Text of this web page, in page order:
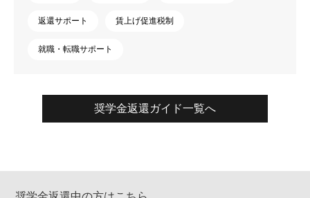
返還サポート 賃上げ促進税制
就職・転職サポート
奨学金返還ガイド一覧へ